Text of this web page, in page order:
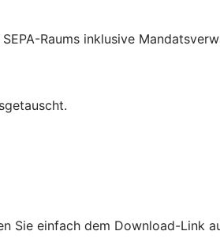
Raums inklusive
Sie einfach dem Download-Link